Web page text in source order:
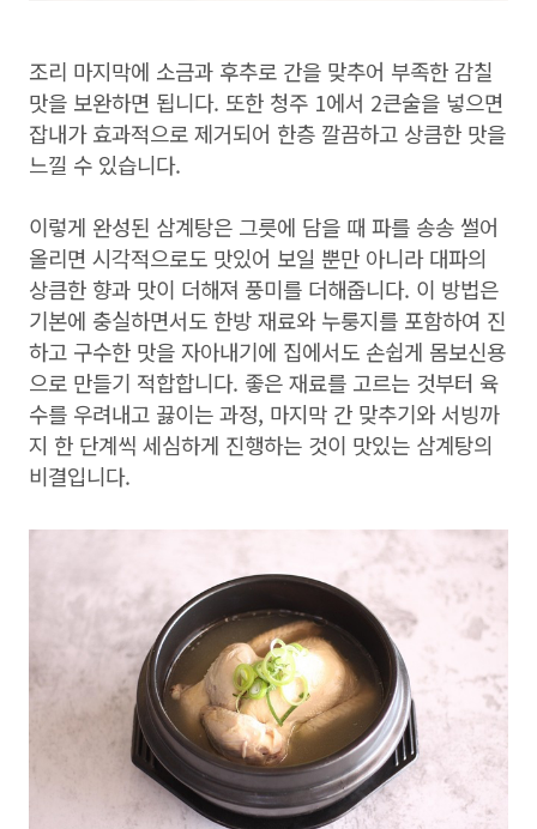
조리 마지막에 소금과 후추로 간을 맞추어 부족한 감칠
맛을 보완하면 됩니다. 또한 청주 1에서 2큰술을 넣으면
잡내가 효과적으로 제거되어 한층 깔끔하고 상큼한 맛을
느낄 수 있습니다.
이렇게 완성된 삼계탕은 그릇에 담을 때 파를 송송 썰어
올리면 시각적으로도 맛있어 보일 뿐만 아니라 대파의
상큼한 향과 맛이 더해져 풍미를 더해줍니다. 이 방법은
기본에 충실하면서도 한방 재료와 누룽지를 포함하여 진
하고 구수한 맛을 자아내기에 집에서도 손쉽게 몸보신용
으로 만들기 적합합니다. 좋은 재료를 고르는 것부터 육
수를 우려내고 끓이는 과정, 마지막 간 맞추기와 서빙까
지 한 단계씩 세심하게 진행하는 것이 맛있는 삼계탕의
비결입니다.